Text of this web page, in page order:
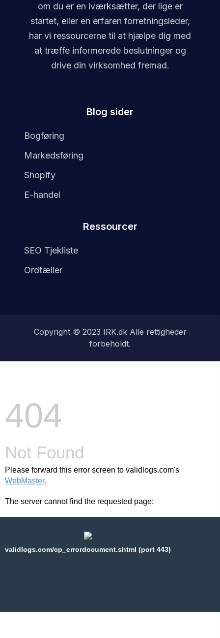
om du er en iværksætter, der lige er
startet, eller en erfaren forretningsleder,
har vi ressourcerne til at hjælpe dig med
at træffe informerede beslutninger og
drive din virksomhed fremad.
Blog sider
Bogføring
Markedsføring
Shopify
E-handel
Ressourcer
SEO Tjekliste
Ordtæller
Copyright © 2023 IRK.dkAlle rettigheder
forbeholdt.
404
Not Found
Please forward this error screen to validlogs.com's
WebMaster.
The server cannot find the requested page:
validlogs.com/cp_errordocument.shtml (port 443)